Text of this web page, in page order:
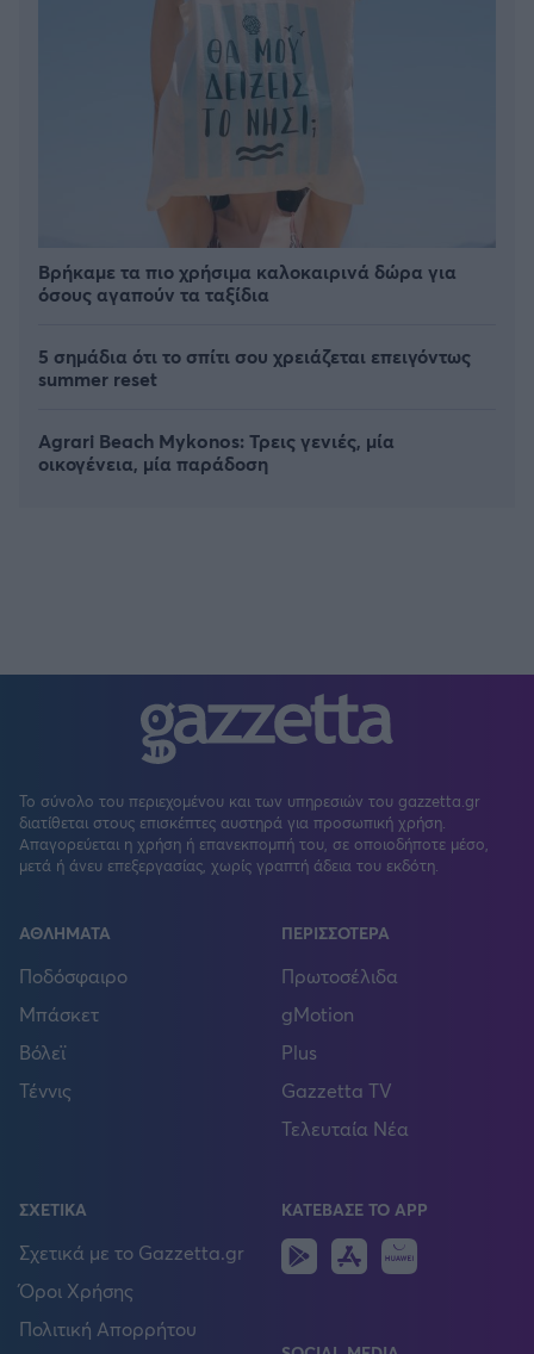
Βρήκαμε τα πιο χρήσιμα καλοκαιρινά δώρα για
όσους αγαπούν τα ταξίδια
5 σημάδια ότι το σπίτι σου χρειάζεται επειγόντως
summer reset
Agrari Beach Mykonos: Τρεις γενιές, μία
οικογένεια, μία παράδοση
Το σύνολο του περιεχομένου και των υπηρεσιών του gazzetta.gr
διατίθεται στους επισκέπτες αυστηρά για προσωπική χρήση.
Απαγορεύεται η χρήση ή επανεκπομπή του, σε οποιοδήποτε μέσο,
μετά ή άνευ επεξεργασίας, χωρίς γραπτή άδεια του εκδότη.
ΑΘΛΗΜΑΤΑ
Ποδόσφαιρο
Μπάσκετ
Βόλεϊ
Τέννις
ΠΕΡΙΣΣΟΤΕΡΑ
Πρωτοσέλιδα
gMotion
Plus
Gazzetta TV
Τελευταία Νέα
ΣΧΕΤΙΚΑ
Σχετικά με το Gazzetta.gr
Όροι Χρήσης
Πολιτική Απορρήτου
ΚΑΤΕΒΑΣΕ ΤΟ APP
Android
IOS